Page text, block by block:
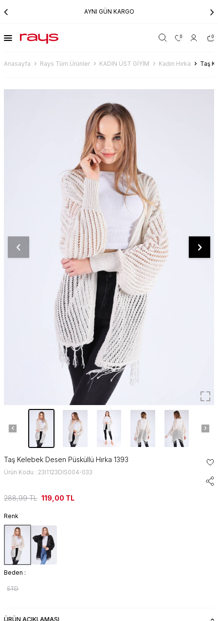
AYNI GÜN KARGO
0 0
Anasayfa Rays Tüm Ürünler KADIN ÜST GİYİM Kadın Hırka Taş
Taş Kelebek Desen Püsküllü Hırka 1393
Ürün Kodu : 23I1123DIS004-033
288,99TL 119,00 TL
Renk
Beden :
STD
ÜRÜN AÇIKLAMASI